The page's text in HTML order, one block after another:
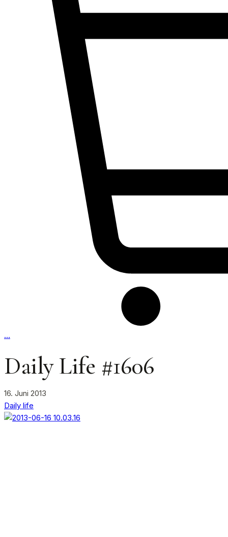
…
Daily Life #1606
16. Juni 2013
Daily life